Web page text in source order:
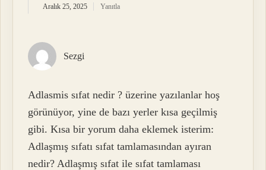
Aralık 25, 2025 Yanıtla
Sezgi
Adlasmis sıfat nedir ? üzerine yazılanlar hoş
görünüyor, yine de bazı yerler kısa geçilmiş
gibi. Kısa bir yorum daha eklemek isterim:
Adlaşmış sıfatı sıfat tamlamasından ayıran
nedir? Adlaşmış sıfat ile sıfat tamlaması